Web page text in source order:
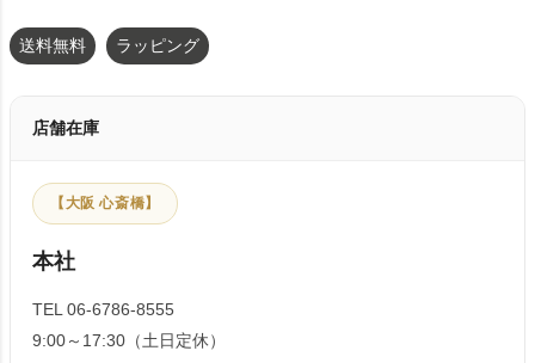
送料無料 ラッピング
店舗在庫
【大阪 心斎橋】
本社
TEL 06-6786-8555
9:00～17:30（土日定休）